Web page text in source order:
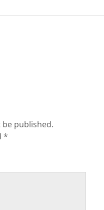
published.
*